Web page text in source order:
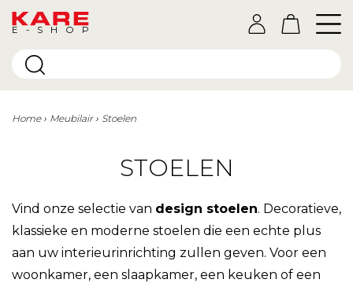
E-SHOP
Home Meubilair Stoelen
STOELEN
Vind onze selectie van design stoelen. Decoratieve,
klassieke en moderne stoelen die een echte plus
aan uw interieurinrichting zullen geven. Voor een
woonkamer, een slaapkamer, een keuken of een